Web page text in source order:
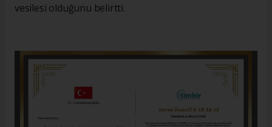
vesilesi olduğunu belirtti.